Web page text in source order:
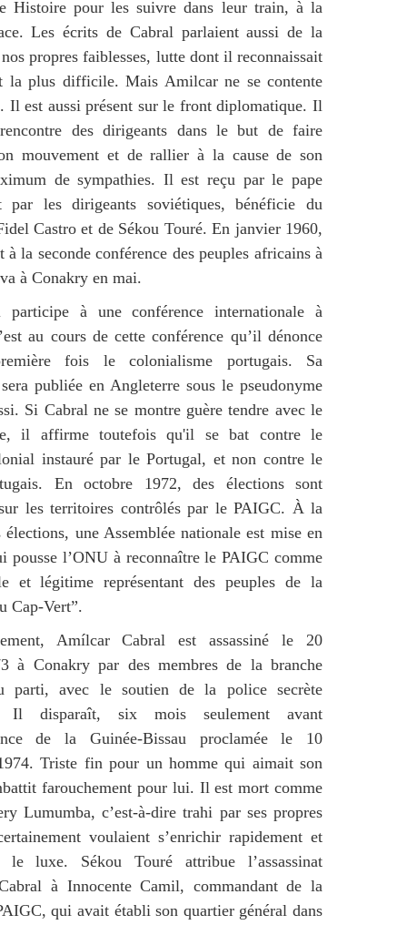
Histoire pour les suivre dans leur train, à la
Les écrits de Cabral parlaient aussi de la
propres faiblesses, lutte dont il reconnaissait
la plus difficile. Mais Amilcar ne se contente
Il est aussi présent sur le front diplomatique. Il
des dirigeants dans le but de faire
mouvement et de rallier à la cause de son
de sympathies. Il est reçu par le pape
les dirigeants soviétiques, bénéficie du
Castro et de Sékou Touré. En janvier 1960,
à la seconde conférence des peuples africains à
à Conakry en mai.
à une conférence internationale à
au cours de cette conférence qu’il dénonce
fois le colonialisme portugais. Sa
publiée en Angleterre sous le pseudonyme
Si Cabral ne se montre guère tendre avec le
il affirme toutefois qu'il se bat contre le
instauré par le Portugal, et non contre le
En octobre 1972, des élections sont
les territoires contrôlés par le PAIGC. À la
élections, une Assemblée nationale est mise en
pousse l’ONU à reconnaître le PAIGC comme
et légitime représentant des peuples de la
Cap-Vert”.
Amílcar Cabral est assassiné le 20
à Conakry par des membres de la branche
parti, avec le soutien de la police secrète
Il disparaît, six mois seulement avant
de la Guinée-Bissau proclamée le 10
Triste fin pour un homme qui aimait son
farouchement pour lui. Il est mort comme
Lumumba, c’est-à-dire trahi par ses propres
voulaient s’enrichir rapidement et
le luxe. Sékou Touré attribue l’assassinat
à Innocente Camil, commandant de la
qui avait établi son quartier général dans